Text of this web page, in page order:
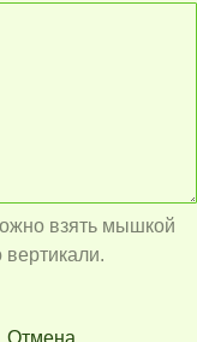
взять мышкой
Отмена